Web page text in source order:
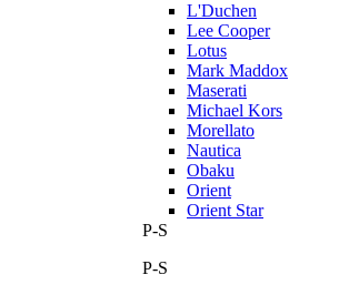
L'Duchen
Lee Cooper
Lotus
Mark Maddox
Maserati
Michael Kors
Morellato
Nautica
Obaku
Orient
Orient Star
P-S
P-S